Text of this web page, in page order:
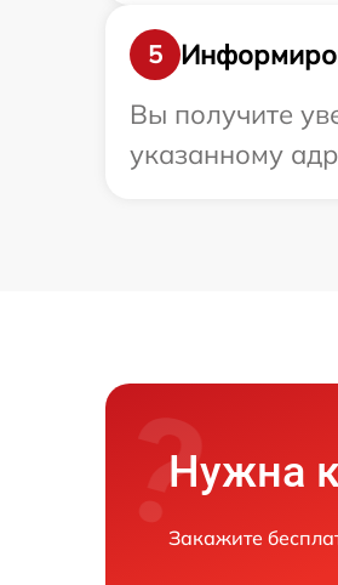
5
Вы получите
указанному
Нужна
Закажите